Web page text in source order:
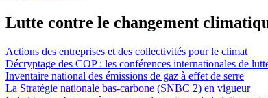
Lutte contre le changement
Actions des entreprises et des collectivités pour le climat
Décryptage des COP : les conférences internationales de
Inventaire national des émissions de gaz à effet de serre
La Stratégie nationale bas-carbone (SNBC 2) en vigueur